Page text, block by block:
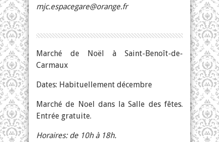
mjc.espacegare@orange.fr
Marché de Noël à Saint-Benoît-de-
Carmaux
Dates: Habituellement décembre
Marché de Noel dans la Salle des fêtes.
Entrée gratuite.
Horaires: de 10h à 18h.